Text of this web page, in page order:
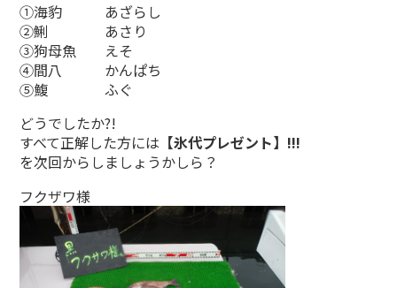
①海豹 あざらし
②鯏 あさり
③狗母魚 えそ
④間八 かんぱち
⑤鰒 ふぐ
どうでしたか?!
すべて正解した方には 【氷代プレゼント】!!!
を次回からしましょうかしら？
フクザワ様